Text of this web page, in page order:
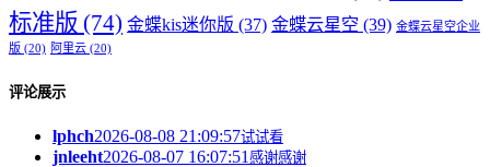
标准版 (74) 金蝶kis迷你版 (37) 金蝶云星空 (39) 金蝶云星空企业
版 (20) 阿里云 (20)
评论展示
lphch2026-08-08 21:09:57试试看
jnleeht2026-08-07 16:07:51 感谢感谢